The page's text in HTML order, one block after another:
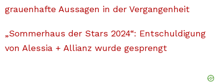
grauenhafte Aussagen in der Vergangenheit
„Sommerhaus der Stars 2024“: Entschuldigung
von Alessia + Allianz wurde gesprengt